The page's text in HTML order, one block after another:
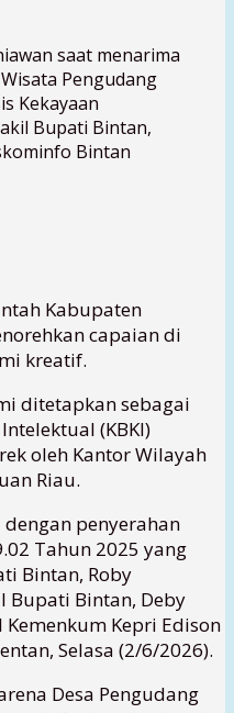
saat menarima
Pengudang
Kekayaan
Bupati Bintan,
Bintan
Kabupaten
capaian di
kreatif.
ditetapkan sebagai
(KBKI)
oleh Kantor Wilayah
Riau.
penyerahan
Tahun 2025 yang
Bintan, Roby
Bupati Bintan, Deby
Kepri Edison
Selasa (2/6/2026).
Desa Pengudang